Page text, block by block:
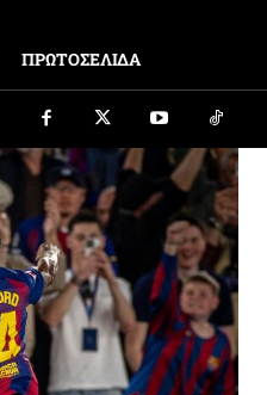
ΠΡΩΤΟΣΕΛΙΔΑ